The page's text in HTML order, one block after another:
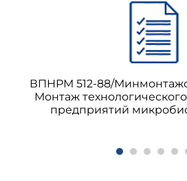
ВПНРМ 512-88/
Монтаж
предприятий